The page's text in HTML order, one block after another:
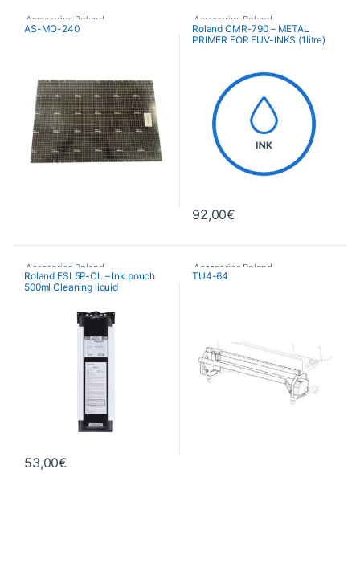
Accesorios Roland
AS-MO-240
Accesorios Roland
Roland CMR-790 – METAL
PRIMER FOR EUV-INKS (1litre)
92,00€
Accesorios Roland
Roland ESL5P-CL – Ink pouch
500ml Cleaning liquid
53,00€
Accesorios Roland
TU4-64